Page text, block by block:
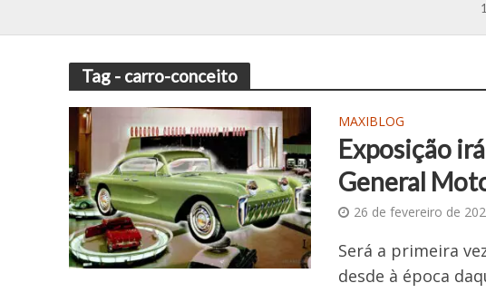
Tag - carro-conceito
MAXIBLOG
Exposição
General
26 de fevereiro de
Será a primeira
desde à época